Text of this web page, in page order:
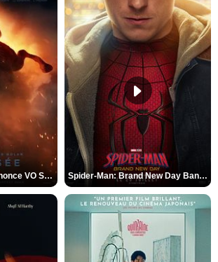
L'Odyssée Bande-annonce VO STFR Spider-Man: Brand New Day Bande-annonce VO STFR